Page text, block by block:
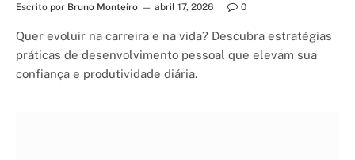
Escrito por Bruno Monteiro abril 17, 2026 0
Quer evoluir na carreira e na vida? Descubra estratégias
práticas de desenvolvimento pessoal que elevam sua
confiança e produtividade diária.